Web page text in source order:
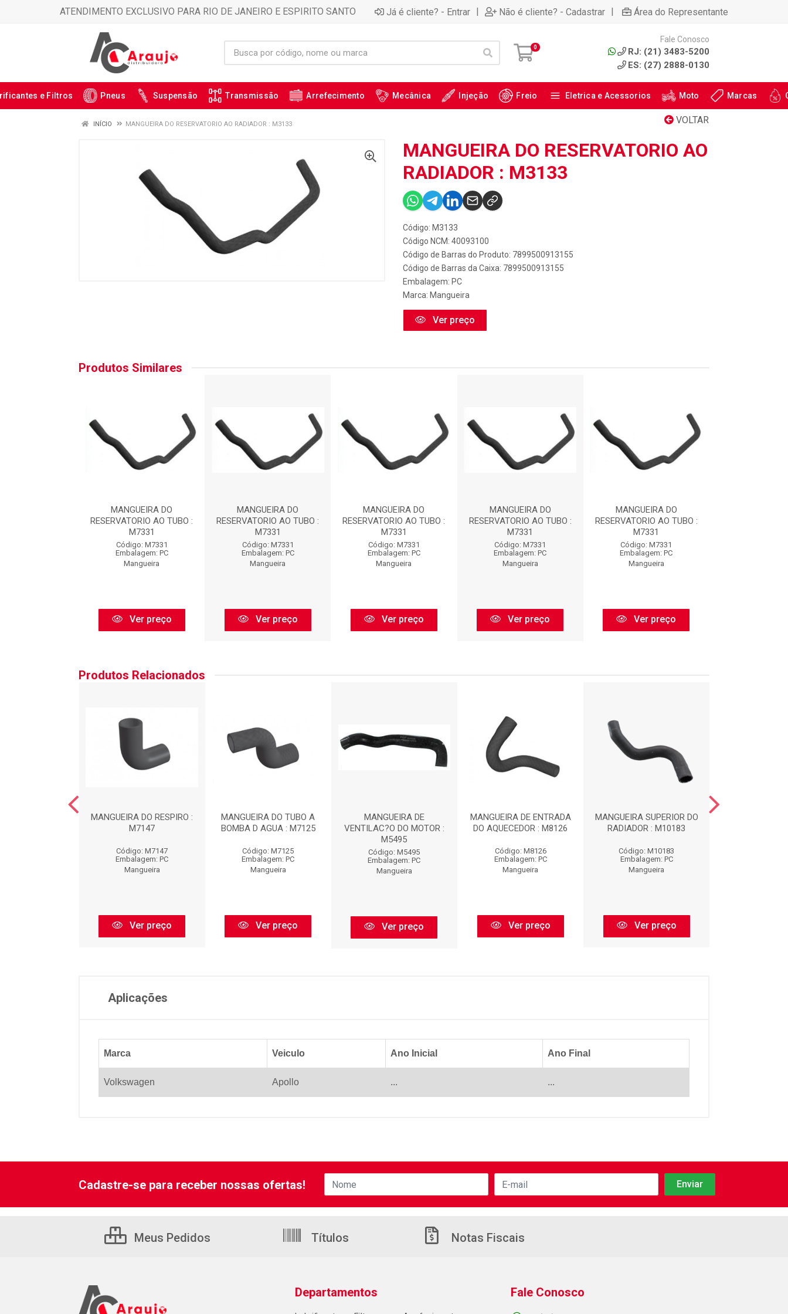
ATENDIMENTO EXCLUSIVO PARA RIO DE JANEIRO E ESPIRITO SANTO Já é cliente? - Entrar | Não é cliente? - Cadastrar | Área do Representante
0
Fale Conosco
RJ: (21) 3483-5200
ES: (27) 2888-0130
e Filtros Pneus Suspensão Transmissão Arrefecimento Mecânica Injeção Freio Eletrica e Acessorios Moto Marcas
VOLTAR
INÍCIO MANGUEIRA DO RESERVATORIO AO RADIADOR : M3133
MANGUEIRA DO RESERVATORIO AO
RADIADOR : M3133
Código: M3133
Código NCM: 40093100
Código de Barras do Produto: 7899500913155
Código de Barras da Caixa: 7899500913155
Embalagem: PC
Marca: Mangueira
Ver preço
Produtos Similares
MANGUEIRA DO
RESERVATORIO AO TUBO :
M7331
Código: M7331
Embalagem: PC
Mangueira
Ver preço
MANGUEIRA DO
RESERVATORIO AO TUBO :
M7331
Código: M7331
Embalagem: PC
Mangueira
Ver preço
MANGUEIRA DO
RESERVATORIO AO TUBO :
M7331
Código: M7331
Embalagem: PC
Mangueira
Ver preço
MANGUEIRA DO
RESERVATORIO AO TUBO :
M7331
Código: M7331
Embalagem: PC
Mangueira
Ver preço
MANGUEIRA DO
RESERVATORIO AO TUBO :
M7331
Código: M7331
Embalagem: PC
Mangueira
Ver preço
Produtos Relacionados
MANGUEIRA DO RESPIRO :
M7147
Código: M7147
Embalagem: PC
Mangueira
Ver preço
MANGUEIRA DO TUBO A
BOMBA D AGUA : M7125
Código: M7125
Embalagem: PC
Mangueira
Ver preço
MANGUEIRA DE
VENTILAC?O DO MOTOR :
M5495
Código: M5495
Embalagem: PC
Mangueira
Ver preço
MANGUEIRA DE ENTRADA
DO AQUECEDOR : M8126
Código: M8126
Embalagem: PC
Mangueira
Ver preço
MANGUEIRA SUPERIOR DO
RADIADOR : M10183
Código: M10183
Embalagem: PC
Mangueira
Ver preço
Aplicações
Marca Veiculo Ano Inicial Ano Final
Volkswagen Apollo ... ...
Cadastre-se para receber nossas ofertas!
Meus Pedidos Títulos Notas Fiscais
Departamentos Fale Conosco